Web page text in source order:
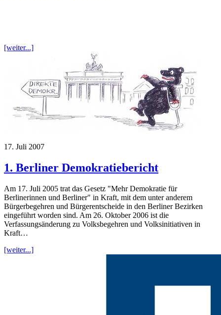
[weiter...]
17. Juli 2007
1. Berliner Demokratiebericht
Am 17. Juli 2005 trat das Gesetz "Mehr Demokratie für
Berlinerinnen und Berliner" in Kraft, mit dem unter anderem
Bürgerbegehren und Bürgerentscheide in den Berliner Bezirken
eingeführt worden sind. Am 26. Oktober 2006 ist die
Verfassungsänderung zu Volksbegehren und Volksinitiativen in
Kraft…
[weiter...]